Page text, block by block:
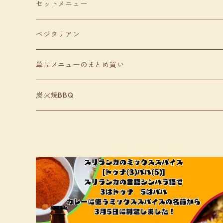
セットメニュー
ベジタリアン
単品メニューのまとめ買い
炭火焼BBQ